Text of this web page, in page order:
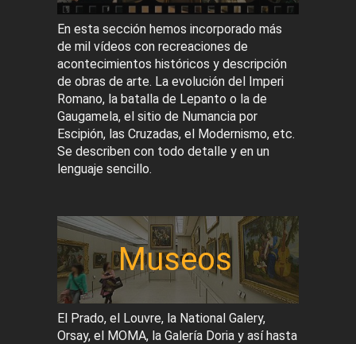
En esta sección hemos incorporado más
de mil vídeos con recreaciones de
acontecimientos históricos y descripción
de obras de arte. La evolución del Imperi
Romano, la batalla de Lepanto o la de
Gaugamela, el sitio de Numancia por
Escipión, las Cruzadas, el Modernismo, etc.
Se describen con todo detalle y en un
lenguaje sencillo.
Museos
El Prado, el Louvre, la National Galery,
Orsay, el MOMA, la Galería Doria y así hasta